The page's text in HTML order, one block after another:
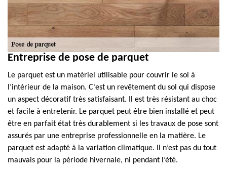
Entreprise de pose de parquet
Le parquet est un matériel utilisable pour couvrir le sol à
l’intérieur de la maison. C’est un revêtement du sol qui dispose
un aspect décoratif très satisfaisant. Il est très résistant au choc
et facile à entretenir. Le parquet peut être bien installé et peut
être en parfait état très durablement si les travaux de pose sont
assurés par une entreprise professionnelle en la matière. Le
parquet est adapté à la variation climatique. Il n’est pas du tout
mauvais pour la période hivernale, ni pendant l’été.